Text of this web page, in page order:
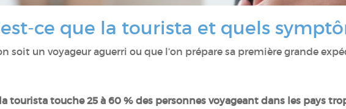
ce que la tourista et quels
soit un voyageur aguerri ou que l’on prépare sa première grande
la tourista touche 25 à 60 % des personnes voyageant dans les pays